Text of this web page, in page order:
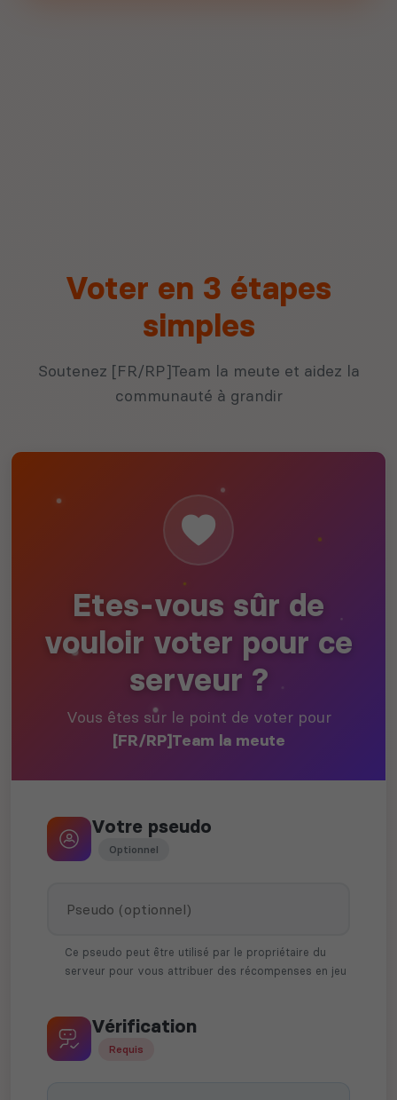
Voter en 3 étapes
simples
Soutenez [FR/RP]Team la meute et aidez la
communauté à grandir
Etes-vous sûr de
vouloir voter pour ce
serveur ?
Vous êtes sur le point de voter pour
[FR/RP]Team la meute
Votre pseudo
Optionnel
Ce pseudo peut être utilisé par le propriétaire du
serveur pour vous attribuer des récompenses en jeu
Vérification
Requis